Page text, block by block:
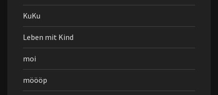
KuKu
Leben mit Kind
moi
möööp